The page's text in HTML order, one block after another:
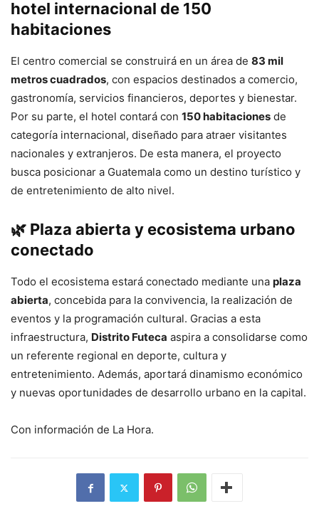
hotel internacional de 150
habitaciones
El centro comercial se construirá en un área de 83 mil
metros cuadrados, con espacios destinados a comercio,
gastronomía, servicios financieros, deportes y bienestar.
Por su parte, el hotel contará con 150 habitaciones de
categoría internacional, diseñado para atraer visitantes
nacionales y extranjeros. De esta manera, el proyecto
busca posicionar a Guatemala como un destino turístico y
de entretenimiento de alto nivel.
🌿 Plaza abierta y ecosistema urbano
conectado
Todo el ecosistema estará conectado mediante una plaza
abierta, concebida para la convivencia, la realización de
eventos y la programación cultural. Gracias a esta
infraestructura, Distrito Futeca aspira a consolidarse como
un referente regional en deporte, cultura y
entretenimiento. Además, aportará dinamismo económico
y nuevas oportunidades de desarrollo urbano en la capital.
Con información de La Hora.